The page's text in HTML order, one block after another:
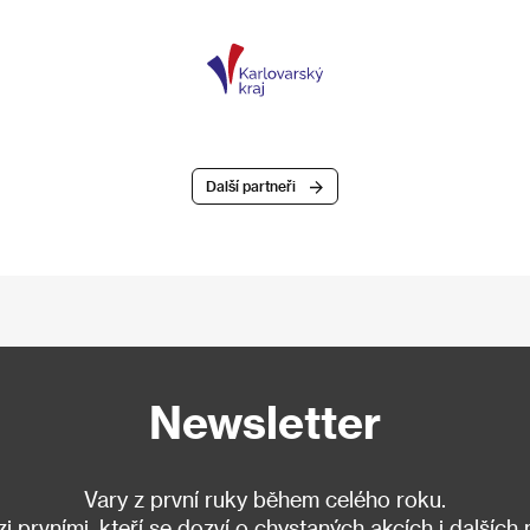
Další partneři
Newsletter
Vary z první ruky během celého roku.